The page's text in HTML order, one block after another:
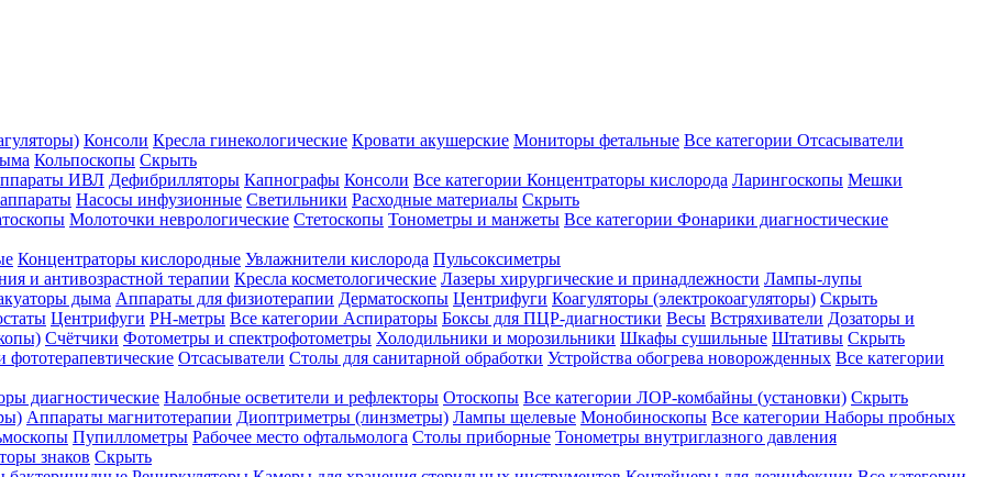
Консоли Кресла гинекологические Кровати акушерские Мониторы фетальные Все категории Отсасыватели
Кольпоскопы Скрыть
ИВЛ Дефибрилляторы Капнографы Консоли Все категории Концентраторы кислорода Ларингоскопы Мешки
Насосы инфузионные Светильники Расходные материалы Скрыть
Молоточки неврологические Стетоскопы Тонометры и манжеты Все категории Фонарики диагностические
Концентраторы кислородные Увлажнители кислорода Пульсоксиметры
и антивозрастной терапии Кресла косметологические Лазеры хирургические и принадлежности Лампы-лупы
дыма Аппараты для физиотерапии Дерматоскопы Центрифуги Коагуляторы (электрокоагуляторы) Скрыть
Центрифуги PH-метры Все категории Аспираторы Боксы для ПЦР-диагностики Весы Встряхиватели Дозаторы и
Счётчики Фотометры и спектрофотометры Холодильники и морозильники Шкафы сушильные Штативы Скрыть
фототерапевтические Отсасыватели Столы для санитарной обработки Устройства обогрева новорожденных Все категории
диагностические Налобные осветители и рефлекторы Отоскопы Все категории ЛОР-комбайны (установки) Скрыть
Аппараты магнитотерапии Диоптриметры (линзметры) Лампы щелевые Монобиноскопы Все категории Наборы пробных
Пупиллометры Рабочее место офтальмолога Столы приборные Тонометры внутриглазного давления
знаков Скрыть